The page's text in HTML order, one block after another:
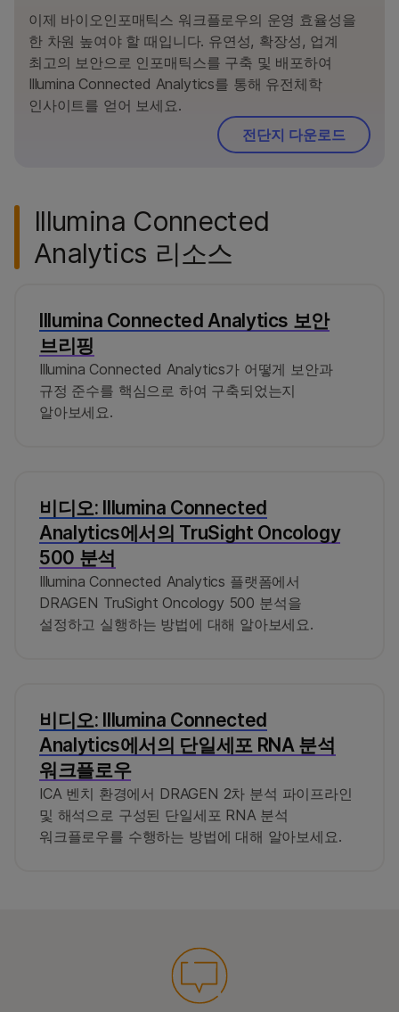
이제 바이오인포매틱스 워크플로우의 운영 효율성을
한 차원 높여야 할 때입니다. 유연성, 확장성, 업계
최고의 보안으로 인포매틱스를 구축 및 배포하여
Illumina Connected Analytics를 통해 유전체학
인사이트를 얻어 보세요.
전단지 다운로드
Illumina Connected
Analytics 리소스
Illumina Connected Analytics 보안
브리핑
Illumina Connected Analytics가 어떻게 보안과
규정 준수를 핵심으로 하여 구축되었는지
알아보세요.
비디오: Illumina Connected
Analytics에서의 TruSight Oncology
500 분석
Illumina Connected Analytics 플랫폼에서
DRAGEN TruSight Oncology 500 분석을
설정하고 실행하는 방법에 대해 알아보세요.
비디오: Illumina Connected
Analytics에서의 단일세포 RNA 분석
워크플로우
ICA 벤치 환경에서 DRAGEN 2차 분석 파이프라인
및 해석으로 구성된 단일세포 RNA 분석
워크플로우를 수행하는 방법에 대해 알아보세요.